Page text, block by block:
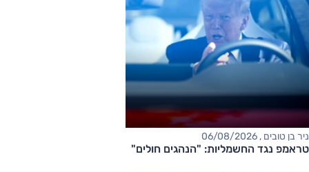
ניר בן טובים , 06/08/2026
טראמפ נגד החשמליות: "הנהגים חולים"